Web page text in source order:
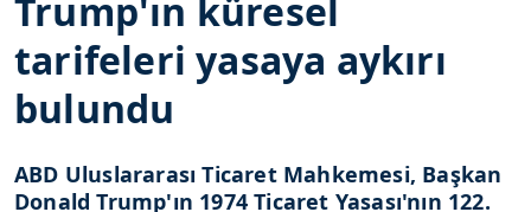
Trump'ın küresel
tarifeleri yasaya aykırı
bulundu
ABD Uluslararası Ticaret Mahkemesi, Başkan
Donald Trump'ın 1974 Ticaret Yasası'nın 122.